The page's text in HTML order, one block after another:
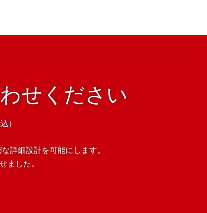
せください
）
詳細設計を可能にします。
ました。